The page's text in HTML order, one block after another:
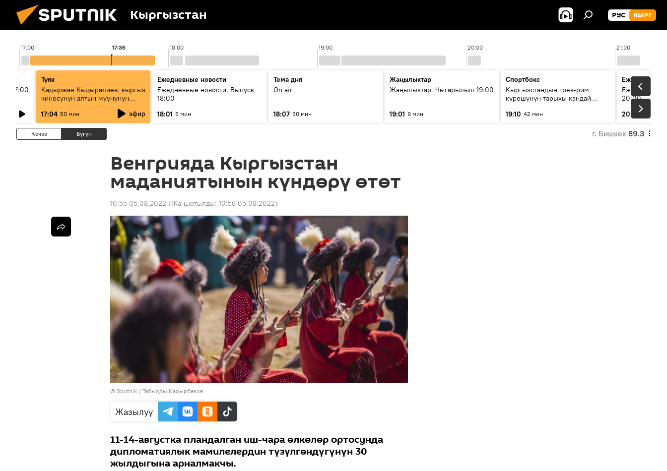
Кыргызстан РУС КЫРГ
17:00 18:00 19:00 20:00 21:00
17:36
17:00
Туяк
Кадыржан Кыдыралиев: кыргыз
киносунун алтын муунунун
17:04 50 мин эфир
Ежедневные новости
Ежедневные новости. Выпуск
18:00
18:01 5 мин
Тема дня
On air
18:07 30 мин
Жаңылыктар
Жаңылыктар. Чыгарылыш 19:00
19:01 9 мин
Спортбокс
Кыргызстандын грек-рим
күрөшүнүн тарыхы кандай
19:10 42 мин
Ежедневные
Ежедневные
20:00
20:01
Кечээ Бүгүн г. Бишкек 89.3
Венгрияда Кыргызстан
маданиятынын күндөрү өтөт
10:55 05.08.2022 (Жаңыртылды: 10:56 05.08.2022)
© Sputnik / Табылды Кадырбеков
Жазылуу
11-14-августка пландалган иш-чара өлкөлөр ортосунда
дипломатиялык мамилелердин түзүлгөндүгүнүн 30
жылдыгына арналмакчы.